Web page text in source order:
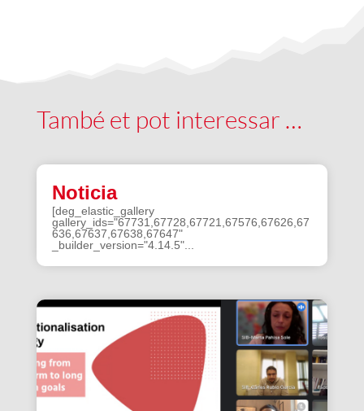
També et pot interessar …
Noticia
[deg_elastic_gallery
gallery_ids="67731,67728,67721,67576,67626,67
636,67637,67638,67647"
_builder_version="4.14.5"...